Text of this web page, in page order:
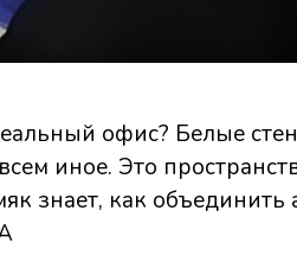
офис? Белые
иное. Это
знает, как объединить